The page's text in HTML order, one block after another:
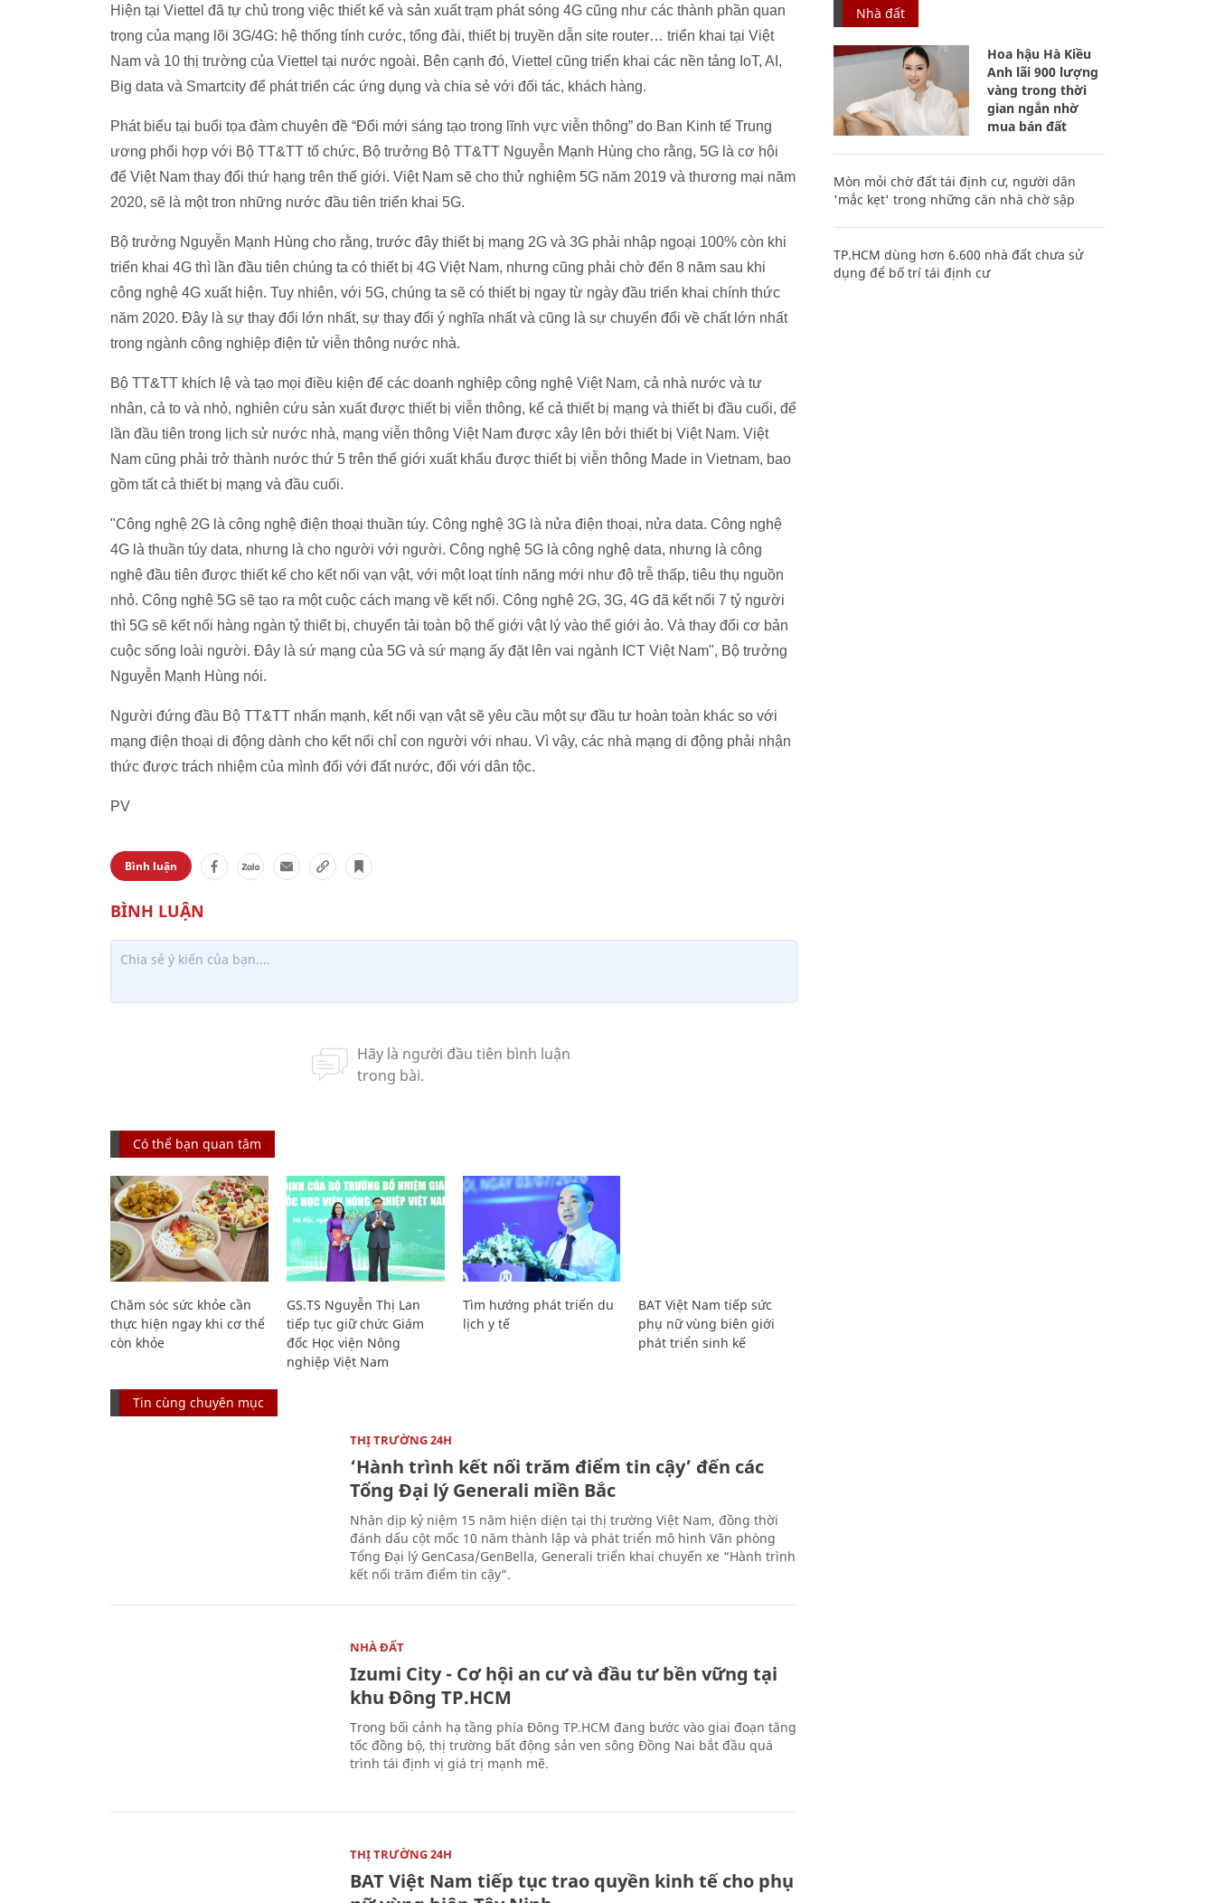
Hiện tại Viettel đã tự chủ trong việc thiết kế và sản xuất trạm phát sóng 4G cũng như các thành phần quan
trọng của mạng lõi 3G/4G: hệ thống tính cước, tổng đài, thiết bị truyền dẫn site router… triển khai tại Việt
Nam và 10 thị trường của Viettel tại nước ngoài. Bên cạnh đó, Viettel cũng triển khai các nền tảng IoT, AI,
Big data và Smartcity để phát triển các ứng dụng và chia sẻ với đối tác, khách hàng.
Phát biểu tại buổi tọa đàm chuyên đề “Đổi mới sáng tạo trong lĩnh vực viễn thông” do Ban Kinh tế Trung
ương phối hợp với Bộ TT&TT tổ chức, Bộ trưởng Bộ TT&TT Nguyễn Mạnh Hùng cho rằng, 5G là cơ hội
để Việt Nam thay đổi thứ hạng trên thế giới. Việt Nam sẽ cho thử nghiệm 5G năm 2019 và thương mại năm
2020, sẽ là một tron những nước đầu tiên triển khai 5G.
Bộ trưởng Nguyễn Mạnh Hùng cho rằng, trước đây thiết bị mạng 2G và 3G phải nhập ngoại 100% còn khi
triển khai 4G thì lần đầu tiên chúng ta có thiết bị 4G Việt Nam, nhưng cũng phải chờ đến 8 năm sau khi
công nghệ 4G xuất hiện. Tuy nhiên, với 5G, chúng ta sẽ có thiết bị ngay từ ngày đầu triển khai chính thức
năm 2020. Đây là sự thay đổi lớn nhất, sự thay đổi ý nghĩa nhất và cũng là sự chuyển đổi về chất lớn nhất
trong ngành công nghiệp điện tử viễn thông nước nhà.
Bộ TT&TT khích lệ và tạo mọi điều kiện để các doanh nghiệp công nghệ Việt Nam, cả nhà nước và tư
nhân, cả to và nhỏ, nghiên cứu sản xuất được thiết bị viễn thông, kể cả thiết bị mạng và thiết bị đầu cuối, để
lần đầu tiên trong lịch sử nước nhà, mạng viễn thông Việt Nam được xây lên bởi thiết bị Việt Nam. Việt
Nam cũng phải trở thành nước thứ 5 trên thế giới xuất khẩu được thiết bị viễn thông Made in Vietnam, bao
gồm tất cả thiết bị mạng và đầu cuối.
"Công nghệ 2G là công nghệ điện thoại thuần túy. Công nghệ 3G là nửa điện thoại, nửa data. Công nghệ
4G là thuần túy data, nhưng là cho người với người. Công nghệ 5G là công nghệ data, nhưng là công
nghệ đầu tiên được thiết kế cho kết nối vạn vật, với một loạt tính năng mới như độ trễ thấp, tiêu thụ nguồn
nhỏ. Công nghệ 5G sẽ tạo ra một cuộc cách mạng về kết nối. Công nghệ 2G, 3G, 4G đã kết nối 7 tỷ người
thì 5G sẽ kết nối hàng ngàn tỷ thiết bị, chuyển tải toàn bộ thế giới vật lý vào thế giới ảo. Và thay đổi cơ bản
cuộc sống loài người. Đây là sứ mạng của 5G và sứ mạng ấy đặt lên vai ngành ICT Việt Nam", Bộ trưởng
Nguyễn Mạnh Hùng nói.
Người đứng đầu Bộ TT&TT nhấn mạnh, kết nối vạn vật sẽ yêu cầu một sự đầu tư hoàn toàn khác so với
mạng điện thoại di động dành cho kết nối chỉ con người với nhau. Vì vậy, các nhà mạng di động phải nhận
thức được trách nhiệm của mình đối với đất nước, đối với dân tộc.
PV
Bình luận
Có thể bạn quan tâm
Chăm sóc sức khỏe cần
thực hiện ngay khi cơ thể
còn khỏe
GS.TS Nguyễn Thị Lan
tiếp tục giữ chức Giám
đốc Học viện Nông
nghiệp Việt Nam
Tìm hướng phát triển du
lịch y tế
BAT Việt Nam tiếp sức
phụ nữ vùng biên giới
phát triển sinh kế
Tin cùng chuyên mục
THỊ TRƯỜNG 24H
‘Hành trình kết nối trăm điểm tin cậy’ đến các
Tổng Đại lý Generali miền Bắc
Nhân dịp kỷ niệm 15 năm hiện diện tại thị trường Việt Nam, đồng thời
đánh dấu cột mốc 10 năm thành lập và phát triển mô hình Văn phòng
Tổng Đại lý GenCasa/GenBella, Generali triển khai chuyến xe “Hành trình
kết nối trăm điểm tin cậy”.
NHÀ ĐẤT
Izumi City - Cơ hội an cư và đầu tư bền vững tại
khu Đông TP.HCM
Trong bối cảnh hạ tầng phía Đông TP.HCM đang bước vào giai đoạn tăng
tốc đồng bộ, thị trường bất động sản ven sông Đồng Nai bắt đầu quá
trình tái định vị giá trị mạnh mẽ.
THỊ TRƯỜNG 24H
BAT Việt Nam tiếp tục trao quyền kinh tế cho phụ
Nhà đất
Hoa hậu Hà Kiều
Anh lãi 900 lượng
vàng trong thời
gian ngắn nhờ
mua bán đất
Mòn mỏi chờ đất tái định cư, người dân
'mắc kẹt' trong những căn nhà chờ sập
TP.HCM dùng hơn 6.600 nhà đất chưa sử
dụng để bố trí tái định cư